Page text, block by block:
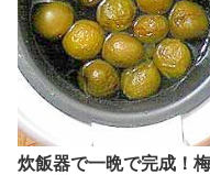
炊飯器で一晩で完成！